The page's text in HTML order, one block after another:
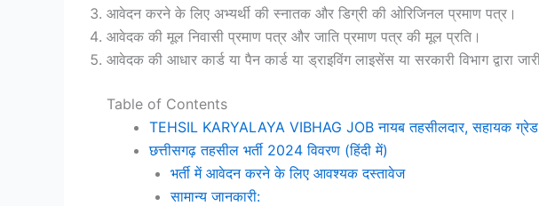
आवेदन करने के लिए अभ्यर्थी की स्नातक और डिग्री की ओरिजिनल प्रमाण पत्र।
आवेदक की मूल निवासी प्रमाण पत्र और जाति प्रमाण पत्र की मूल प्रति।
आवेदक की आधार कार्ड या पैन कार्ड या ड्राइविंग लाइसेंस या सरकारी विभाग द्वारा
Table of Contents
TEHSIL KARYALAYA VIBHAG JOB नायब तहसीलदार, सहायक
छत्तीसगढ़ तहसील भर्ती 2024 विवरण (हिंदी में)
भर्ती में आवेदन करने के लिए आवश्यक दस्तावेज
सामान्य जानकारी: